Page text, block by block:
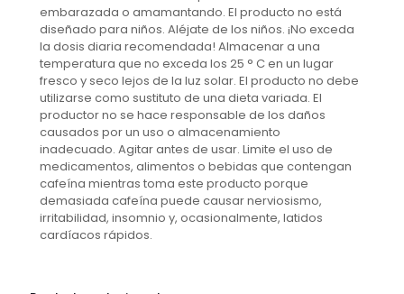
embarazada o amamantando. El producto no está
diseñado para niños. Aléjate de los niños. ¡No exceda
la dosis diaria recomendada! Almacenar a una
temperatura que no exceda los 25 ° C en un lugar
fresco y seco lejos de la luz solar. El producto no debe
utilizarse como sustituto de una dieta variada. El
productor no se hace responsable de los daños
causados ​​por un uso o almacenamiento
inadecuado. Agitar antes de usar. Limite el uso de
medicamentos, alimentos o bebidas que contengan
cafeína mientras toma este producto porque
demasiada cafeína puede causar nerviosismo,
irritabilidad, insomnio y, ocasionalmente, latidos
cardíacos rápidos.